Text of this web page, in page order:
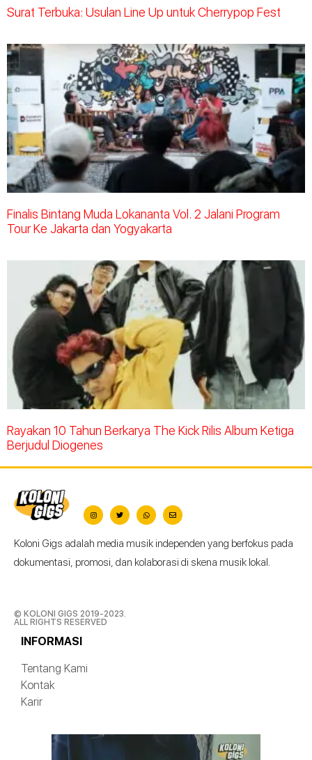
Surat Terbuka: Usulan Line Up untuk Cherrypop Fest
Finalis Bintang Muda Lokananta Vol. 2 Jalani Program
Tour Ke Jakarta dan Yogyakarta
Rayakan 10 Tahun Berkarya The Kick Rilis Album Ketiga
Berjudul Diogenes
Koloni Gigs adalah media musik independen yang berfokus pada
dokumentasi, promosi, dan kolaborasi di skena musik lokal.
© KOLONI GIGS 2019-2023.
ALL RIGHTS RESERVED
INFORMASI
Tentang Kami
Kontak
Karir